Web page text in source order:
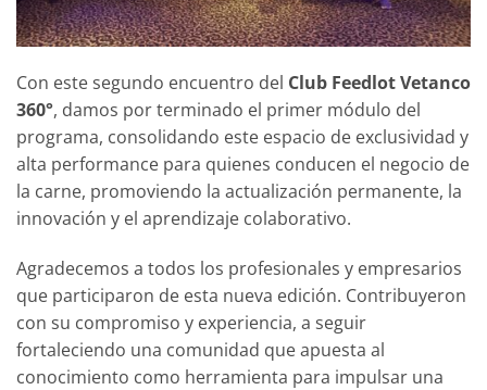
Con este segundo encuentro del Club Feedlot Vetanco
360°, damos por terminado el primer módulo del
programa, consolidando este espacio de exclusividad y
alta performance para quienes conducen el negocio de
la carne, promoviendo la actualización permanente, la
innovación y el aprendizaje colaborativo.
Agradecemos a todos los profesionales y empresarios
que participaron de esta nueva edición. Contribuyeron
con su compromiso y experiencia, a seguir
fortaleciendo una comunidad que apuesta al
conocimiento como herramienta para impulsar una